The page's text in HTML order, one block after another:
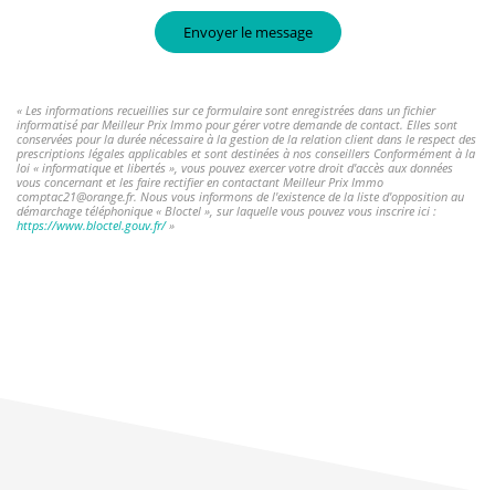
Envoyer le message
« Les informations recueillies sur ce formulaire sont enregistrées dans un fichier
informatisé par Meilleur Prix Immo pour gérer votre demande de contact. Elles sont
conservées pour la durée nécessaire à la gestion de la relation client dans le respect des
prescriptions légales applicables et sont destinées à nos conseillers Conformément à la
loi « informatique et libertés », vous pouvez exercer votre droit d'accès aux données
vous concernant et les faire rectifier en contactant Meilleur Prix Immo
comptac21@orange.fr. Nous vous informons de l'existence de la liste d'opposition au
démarchage téléphonique « Bloctel », sur laquelle vous pouvez vous inscrire ici :
https://www.bloctel.gouv.fr/»